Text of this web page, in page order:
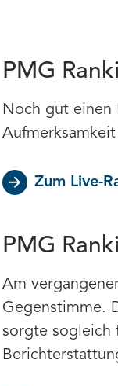
PMG
Noch gut einen
Zum Live-
PMG
Am
Gegenstimme.
sorgte sogleich